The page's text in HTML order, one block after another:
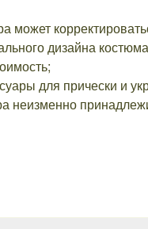
может
дизайна
для прически и
неизменно